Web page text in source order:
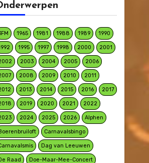
1965 1981 1988 1989 1990
1995 1997 1998 2000 2001
2003 2004 2005 2006
2008 2009 2010 2011
2013 2014 2015 2016 2017
2019 2020 2021 2022
2024 2025 2026 Alphen
Carnavalsbingo
Dag van Leeuwen
Raad Doe-Maar-Mee-Concert